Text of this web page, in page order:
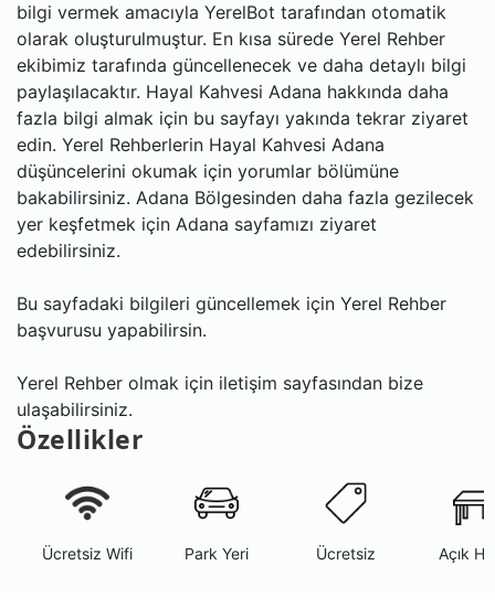
bilgi vermek amacıyla YerelBot tarafından otomatik
olarak oluşturulmuştur. En kısa sürede Yerel Rehber
ekibimiz tarafında güncellenecek ve daha detaylı bilgi
paylaşılacaktır. Hayal Kahvesi Adana hakkında daha
fazla bilgi almak için bu sayfayı yakında tekrar ziyaret
edin. Yerel Rehberlerin Hayal Kahvesi Adana
düşüncelerini okumak için yorumlar bölümüne
bakabilirsiniz. Adana Bölgesinden daha fazla gezilecek
yer keşfetmek için Adana sayfamızı ziyaret
edebilirsiniz.
Bu sayfadaki bilgileri güncellemek için Yerel Rehber
başvurusu yapabilirsin.
Yerel Rehber olmak için iletişim sayfasından bize
ulaşabilirsiniz.
Özellikler
Ücretsiz Wifi Park Yeri Ücretsiz Açık